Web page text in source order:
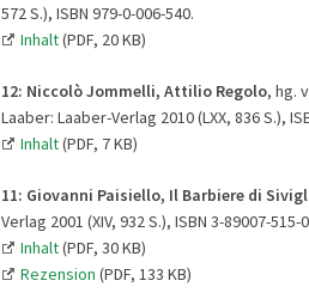
572 S.), ISBN 979-0-006-540.
Inhalt(PDF, 20 KB)
12: Niccolò Jommelli, Attilio Regolo, hg.
Laaber: Laaber-Verlag 2010 (LXX, 836 S.),
Inhalt(PDF, 7 KB)
11: Giovanni Paisiello, Il Barbiere di
Verlag 2001 (XIV, 932 S.), ISBN 3-89007-515-
Inhalt(PDF, 30 KB)
Rezension (PDF, 133 KB)